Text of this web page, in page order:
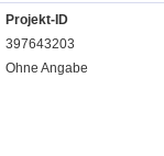
Projekt-ID
397643203
Ohne Angabe